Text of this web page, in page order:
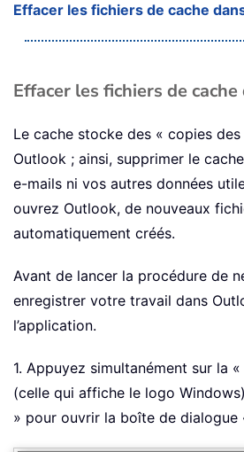
Effacer les fichiers de cache
Effacer les fichiers de
Le cache stocke des « copies
Outlook ; ainsi, supprimer le
e-mails ni vos autres données
ouvrez Outlook, de nouveaux
automatiquement créés.
Avant de lancer la procédure de
enregistrer votre travail dans
l’application.
1. Appuyez simultanément sur la
(celle qui affiche le logo
» pour ouvrir la boîte de dialogue